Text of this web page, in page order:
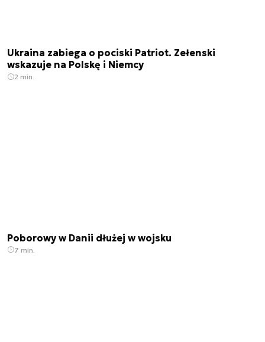
Ukraina zabiega o pociski Patriot. Zełenski
wskazuje na Polskę i Niemcy
2 min.
Poborowy w Danii dłużej w wojsku
7 min.